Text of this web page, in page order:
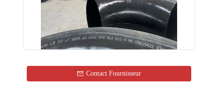
Contact Fournisseur